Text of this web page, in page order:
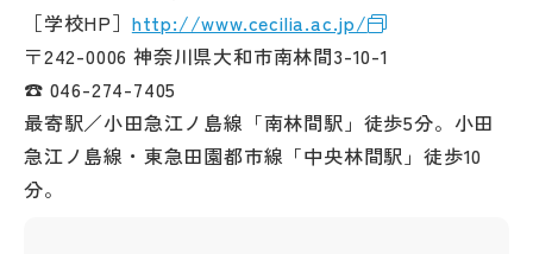
［学校HP］ http://www.cecilia.ac.jp/
〒242-0006 神奈川県大和市南林間3-10-1
☎ 046-274-7405
最寄駅／小田急江ノ島線「南林間駅」徒歩5分。小田
急江ノ島線・東急田園都市線「中央林間駅」徒歩10
分。